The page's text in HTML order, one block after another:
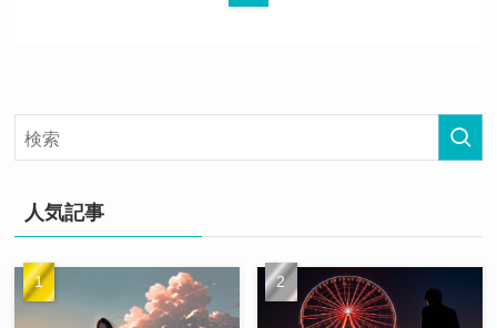
人気記事